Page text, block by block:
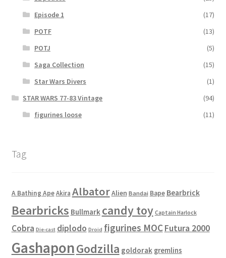
Episode 1
(17)
POTF
(13)
POTJ
(5)
Saga Collection
(15)
Star Wars Divers
(1)
STAR WARS 77-83 Vintage
(94)
figurines loose
(11)
Tag
A Bathing Ape Akira AlbatorAlien Bandai Bape Bearbrick
Bearbricks Bullmark candy toy Captain Harlock
Cobra Die-cast diplodo Droid figurines MOCFutura 2000
GashaponGodzilla goldorak gremlins